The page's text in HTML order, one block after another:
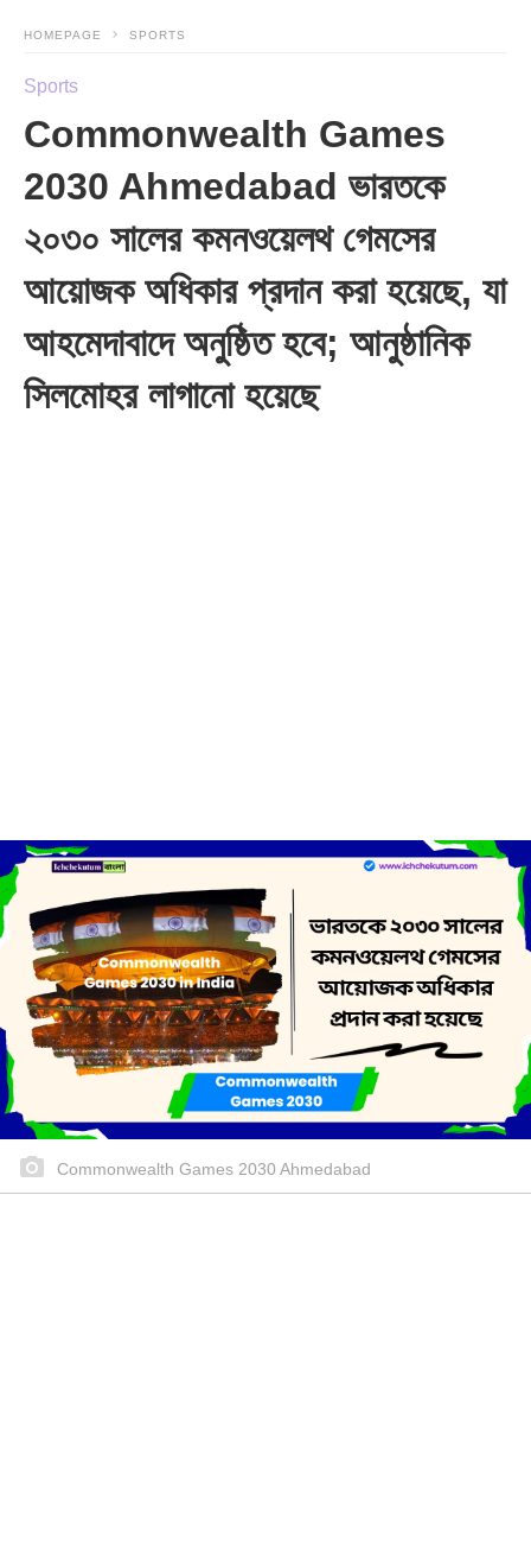
HOMEPAGE SPORTS
Sports
Commonwealth Games
2030 Ahmedabad ভারতকে
২০৩০ সালের কমনওয়েলথ গেমসের
আয়োজক অধিকার প্রদান করা হয়েছে, যা
আহমেদাবাদে অনুষ্ঠিত হবে; আনুষ্ঠানিক
সিলমোহর লাগানো হয়েছে
Commonwealth Games 2030 Ahmedabad